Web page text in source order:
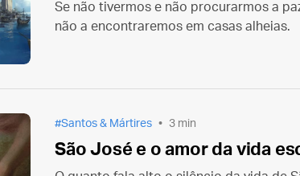
Se não tivermos e não procurarmos a
não a encontraremos em casas alheias.
Santos & Mártires 3 min
São José e o amor da vida